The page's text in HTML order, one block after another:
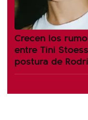
Crecen los
entre Tini
postura de